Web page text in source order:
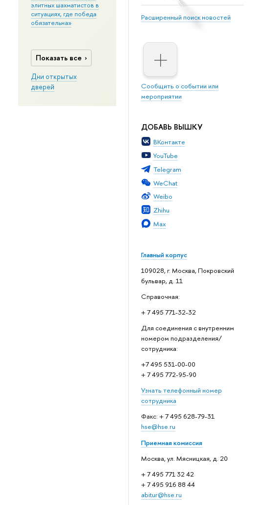
Расширенный поиск новостей
Сообщить о событии или
мероприятии
ДОБАВЬ ВЫШКУ
ВКонтакте
YouTube
Telegram
WeChat
Weibo
Zhihu
Max
Главный корпус
109028, г. Москва, Покровский
бульвар, д. 11
Справочная:
+ 7 495 771-32-32
Для соединения с внутренним
номером подразделения/
сотрудника:
+7 495 531-00-00
+ 7 495 772-95-90
Узнать телефонный номер
сотрудника
Факс: + 7 495 628-79-31
hse@hse.ru
Приемная комиссия
Москва, ул. Мясницкая, д. 20
+ 7 495 771 32 42
+ 7 495 916 88 44
abitur@hse.ru
элитных шахматистов в
ситуациях, где победа
обязательна»
Показать все
Дни открытых
дверей